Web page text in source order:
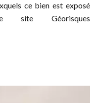
ce bien est exposé
site Géorisques